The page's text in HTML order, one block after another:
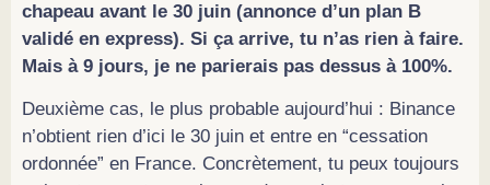
chapeau avant le 30 juin (annonce d’un plan B
validé en express). Si ça arrive, tu n’as rien à faire.
Mais à 9 jours, je ne parierais pas dessus à 100%.
Deuxième cas, le plus probable aujourd’hui : Binance
n’obtient rien d’ici le 30 juin et entre en “cessation
ordonnée” en France. Concrètement, tu peux toujours